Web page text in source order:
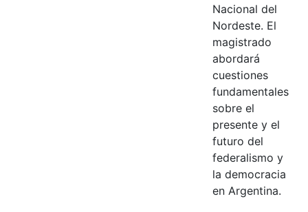
Nacional del
Nordeste. El
magistrado
abordará
cuestiones
fundamentales
sobre el
presente y el
futuro del
federalismo y
la democracia
en Argentina.